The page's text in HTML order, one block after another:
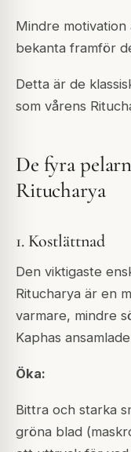
Mindre
bekanta framför
Detta är de
som vårens
De fyra
Ritucharya
1. Kostlättnad
Den viktigaste
Ritucharya är en
varmare, mindre
Kaphas
Öka:
Bittra och starka
gröna blad